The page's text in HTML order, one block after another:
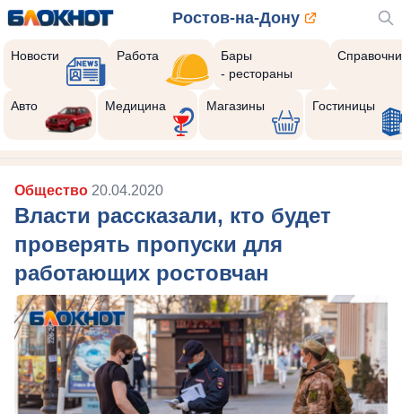
Ростов-на-Дону
Новости Работа
Бары
- рестораны
Авто Медицина Магазины Гостиницы
Общество 20.04.2020
Власти рассказали, кто будет
проверять пропуски для
работающих ростовчан